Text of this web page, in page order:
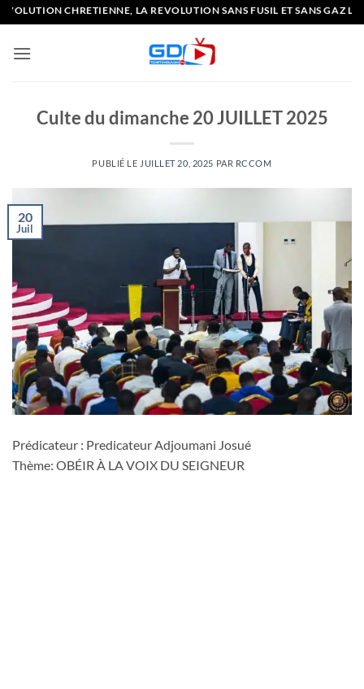
Passer
au
contenu
CHRETIENNE, LA REVOLUTION SANS FUSIL ET SANS GAZ
Culte du dimanche 20 JUILLET 2025
PUBLIÉ LE JUILLET 20, 2025 PAR RCCOM
20
Juil
Prédicateur : Predicateur Adjoumani Josué
Thème: OBÉIR À LA VOIX DU SEIGNEUR